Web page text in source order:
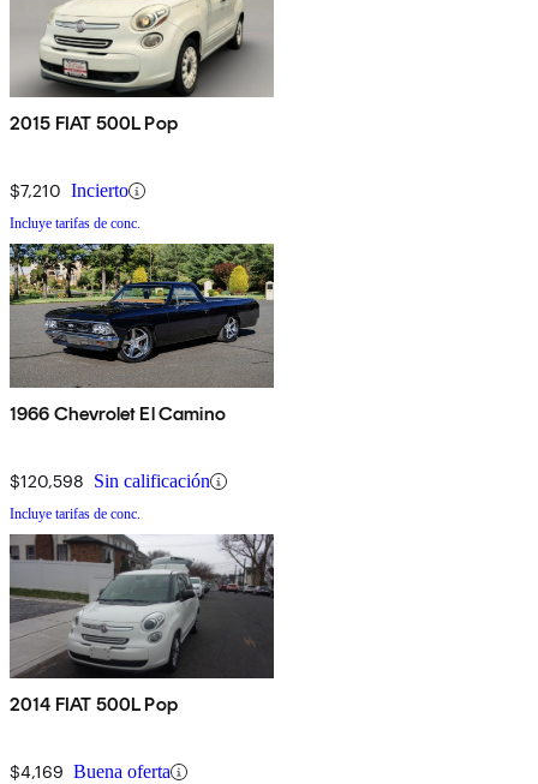
2015 FIAT 500L Pop
$7,210 Incierto
Incluye tarifas de conc.
1966 Chevrolet El Camino
$120,598 Sin calificación
Incluye tarifas de conc.
2014 FIAT 500L Pop
$4,169 Buena oferta